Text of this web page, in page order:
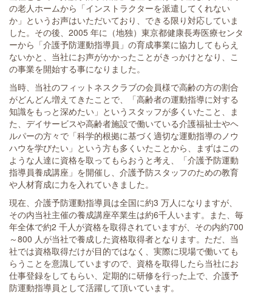
の老人ホームから「インストラクターを派遣してくれない
か」というお声はいただいており、できる限り対応していま
した。その後、2005 年に（地独）東京都健康長寿医療センタ
ーから「介護予防運動指導員」の育成事業に協力してもらえ
ないかと、当社にお声がかかったことがきっかけとなり、こ
の事業を開始する事になりました。
当時、当社のフィットネスクラブの会員様で高齢の方の割合
がどんどん増えてきたことで、「高齢者の運動指導に対する
知識をもっと深めたい」というスタッフが多くいたこと、ま
た、デイサービスや高齢者施設で働いている介護福祉士やヘ
ルパーの方々で「科学的根拠に基づく適切な運動指導のノウ
ハウを学びたい」という方も多くいたことから、まずはこの
ような人達に資格を取ってもらおうと考え、「介護予防運動
指導員養成講座」を開催し、介護予防スタッフのための教育
や人材育成に力を入れていきました。
現在、介護予防運動指導員は全国に約3 万人になりますが、
その内当社主催の養成講座卒業生は約6千人います。また、毎
年全体で約2 千人が資格を取得されていますが、その内約700
～800 人が当社で養成した資格取得者となります。ただ、当
社では資格取得だけが目的ではなく、実際に現場で働いても
らうことを意識していますので、資格を取得したら当社にお
仕事登録をしてもらい、定期的に研修を行った上で、介護予
防運動指導員として活躍して頂いています。